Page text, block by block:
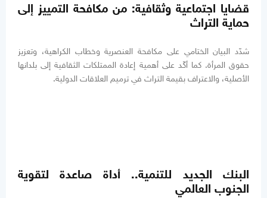
قضايا اجتماعية وثقافية: من مكافحة التمييز إلى
حماية التراث
شدّد البيان الختامي على مكافحة العنصرية وخطاب الكراهية، وتعزيز
حقوق المرأة. كما أكّد على أهمية إعادة الممتلكات الثقافية إلى بلدانها
الأصلية، والاعتراف بقيمة التراث في ترميم العلاقات الدولية.
البنك الجديد للتنمية.. أداة صاعدة لتقوية
الجنوب العالمي